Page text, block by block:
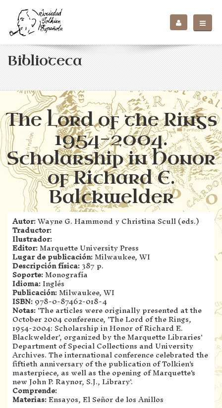
Biblioteca
The Lord of the Rings
1954-2004.
Scholarship in Honor
of Richard E.
Balckwelder
Autor:Wayne G. Hammond y Christina Scull (eds.)
Traductor:
Ilustrador:
Editor:Marquette University Press
Lugar de publicación:Milwaukee, WI
Descripción física:387 p.
Soporte:Monografía
Idioma:Inglés
Publicación:Milwaukee, WI
ISBN:978-0-87462-018-4
Notas:'The articles were originally presented at the
October 2004 conference, 'The Lord of the Rings,
1954-2004: Scholarship in Honor of Richard E.
Blackwelder', organized by the Marquette Libraries'
Department of Special Collections and University
Archives. The international conference celebrated the
fiftieth anniversary of the publication of Tolkien's
masterpiece, as well as the opening of Marquette's
new John P. Raynor, S.J., Library'.
Comprende:
Materias:Ensayos, El Señor de los Anillos